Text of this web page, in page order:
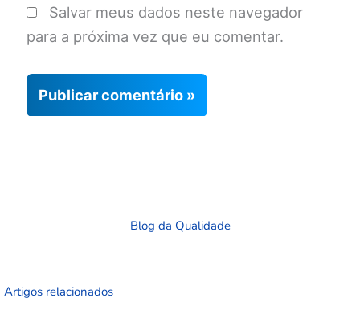
Salvar meus dados neste navegador
para a próxima vez que eu comentar.
Blog da Qualidade
Artigos relacionados